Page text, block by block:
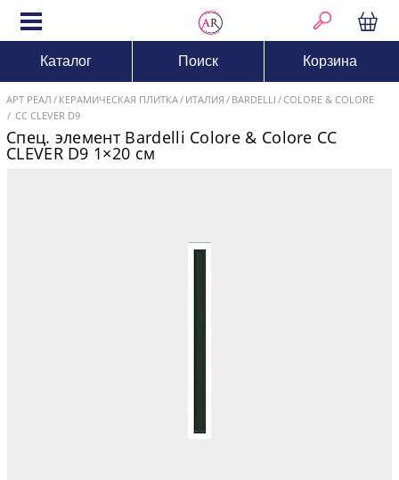
Каталог Поиск Корзина
АРТ РЕАЛ КЕРАМИЧЕСКАЯ ПЛИТКА ИТАЛИЯ BARDELLI COLORE & COLORE
CC CLEVER D9
Спец. элемент Bardelli Colore & Colore CC
CLEVER D9 1×20 см